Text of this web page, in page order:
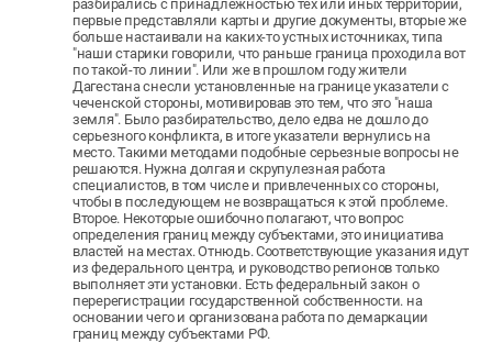
разбирались с принадлежностью тех или иных территорий,
первые представляли карты и другие документы, вторые же
больше настаивали на каких-то устных источниках, типа
"наши старики говорили, что раньше граница проходила вот
по такой-то линии". Или же в прошлом году жители
Дагестана снесли установленные на границе указатели с
чеченской стороны, мотивировав это тем, что это "наша
земля". Было разбирательство, дело едва не дошло до
серьезного конфликта, в итоге указатели вернулись на
место. Такими методами подобные серьезные вопросы не
решаются. Нужна долгая и скрупулезная работа
специалистов, в том числе и привлеченных со стороны,
чтобы в последующем не возвращаться к этой проблеме.
Второе. Некоторые ошибочно полагают, что вопрос
определения границ между субъектами, это инициатива
властей на местах. Отнюдь. Соответствующие указания идут
из федерального центра, и руководство регионов только
выполняет эти установки. Есть федеральный закон о
перерегистрации государственной собственности. на
основании чего и организована работа по демаркации
границ между субъектами РФ.